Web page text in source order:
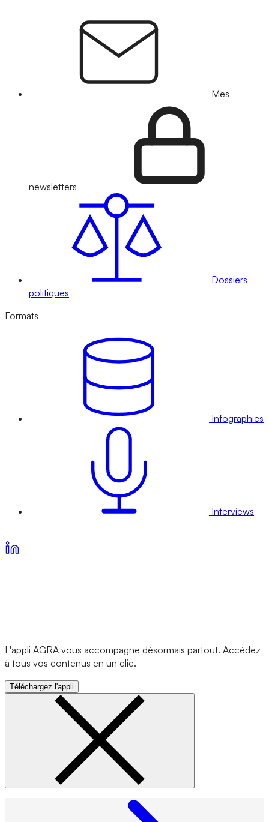
Mes
newsletters
Dossiers
politiques
Formats
Infographies
Interviews
L'appli AGRA vous accompagne désormais partout. Accédez
à tous vos contenus en un clic.
Téléchargez l'appli